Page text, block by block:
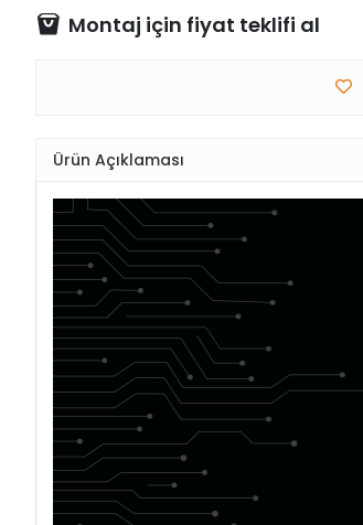
Montaj için fiyat teklifi al
Ürün Açıklaması